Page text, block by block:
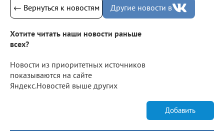
← Вернуться к новостям Другие новости в
Хотите читать наши новости раньше
всех?
Новости из приоритетных источников
показываются на сайте
Яндекс.Новостей выше других
Добавить